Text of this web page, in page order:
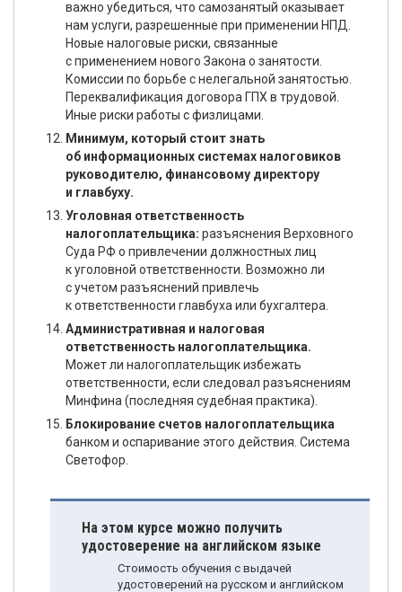
важно убедиться, что самозанятый оказывает
нам услуги, разрешенные при применении НПД.
Новые налоговые риски, связанные
с применением нового Закона о занятости.
Комиссии по борьбе с нелегальной занятостью.
Переквалификация договора ГПХ в трудовой.
Иные риски работы с физлицами.
Минимум, который стоит знать
об информационных системах налоговиков
руководителю, финансовому директору
и главбуху.
Уголовная ответственность
налогоплательщика: разъяснения Верховного
Суда РФ о привлечении должностных лиц
к уголовной ответственности. Возможно ли
с учетом разъяснений привлечь
к ответственности главбуха или бухгалтера.
Административная и налоговая
ответственность налогоплательщика.
Может ли налогоплательщик избежать
ответственности, если следовал разъяснениям
Минфина (последняя судебная практика).
Блокирование счетов налогоплательщика
банком и оспаривание этого действия. Система
Светофор.
На этом курсе можно получить
удостоверение на английском языке
Стоимость обучения с выдачей
удостоверений на русском и английском